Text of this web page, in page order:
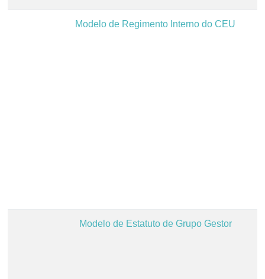
Modelo de Regimento Interno do CEU
Modelo de Estatuto de Grupo Gestor